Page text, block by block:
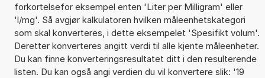
forkortelsefor eksempel enten 'Liter per Milligram' eller
'l/mg'. Så avgjør kalkulatoren hvilken måleenhetskategori
som skal konverteres, i dette eksempelet 'Spesifikt volum'.
Deretter konverteres angitt verdi til alle kjente måleenheter.
Du kan finne konverteringsresultatet ditt i den resulterende
listen. Du kan også angi verdien du vil konvertere slik: '19